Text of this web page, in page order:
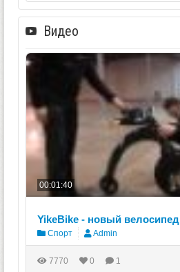
Видео
00:01:40
YikeBike - новый велосипед
Спорт Admin
7770 0 1